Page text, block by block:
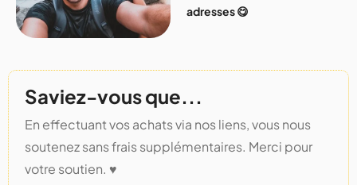
adresses 😋
Saviez-vous que...
En effectuant vos achats via nos liens, vous nous
soutenez sans frais supplémentaires. Merci pour
votre soutien. ♥️